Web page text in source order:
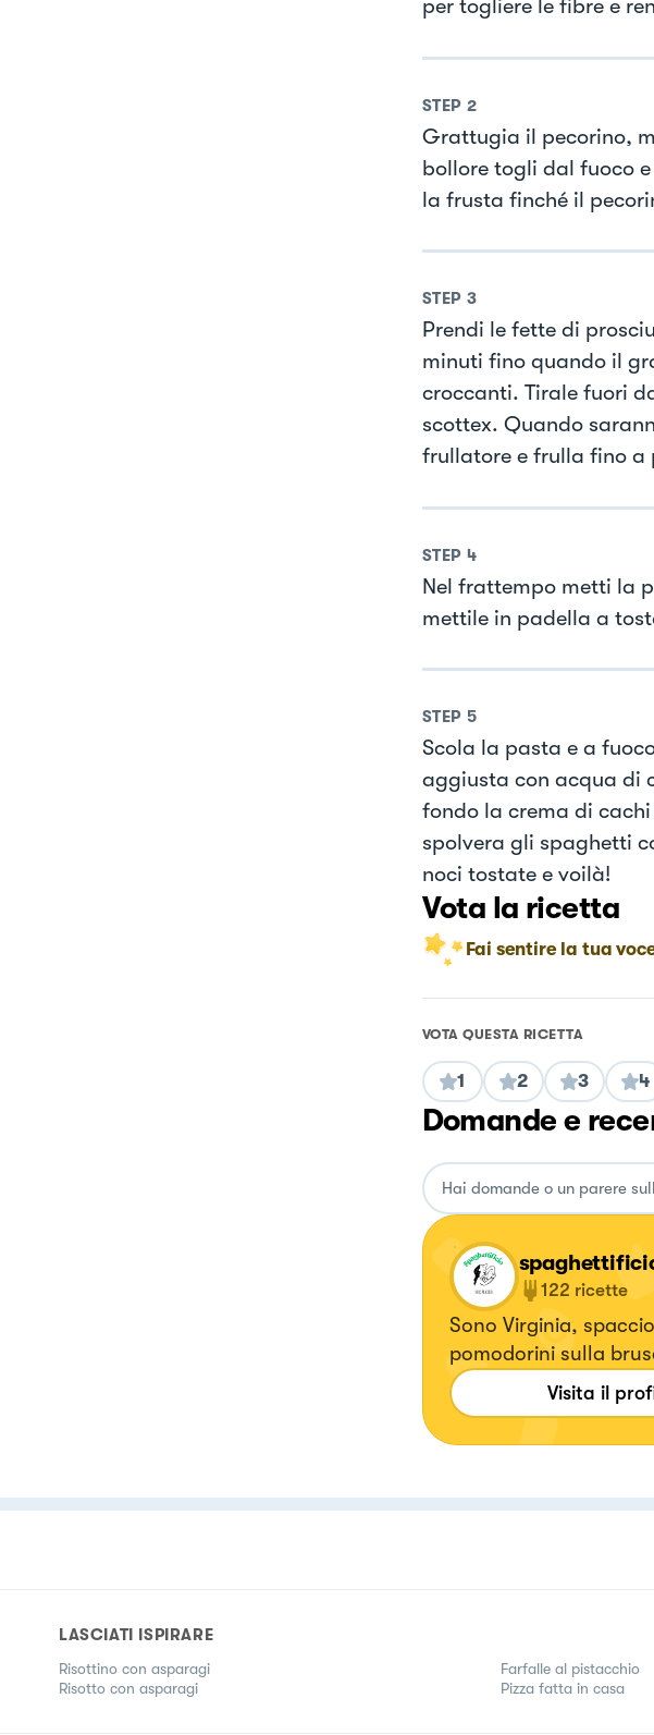
per togliere le fibre e
STEP 2
Grattugia il pecorino,
bollore togli dal fuoco
la frusta finché il
STEP 3
Prendi le fette di
minuti fino quando il
croccanti. Tirale fuori
scottex. Quando
frullatore e frulla fino a
STEP 4
Nel frattempo metti la
mettile in padella a
STEP 5
Scola la pasta e a
aggiusta con acqua di
fondo la crema di
spolvera gli spaghetti
noci tostate e voilà!
Vota la ricetta
Fai sentire la tua
VOTA QUESTA RICETTA
1 2 3 4
Domande e
122 ricette
Sono Virginia,
pomodorini sulla
Visita il
LASCIATI ISPIRARE
Risottino con asparagi
Risotto con asparagi
Farfalle al pistacchio
Pizza fatta in casa